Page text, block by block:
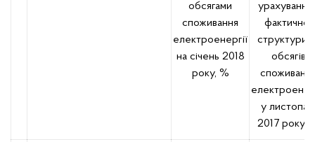
обсягами
споживання
електроенергії
на січень 2018
року, %
фактичної
структури
обсягів
у
2017 року,